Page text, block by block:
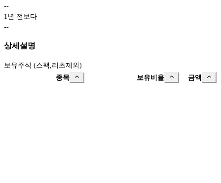
--
1년 전보다
--
상세설명
보유주식 (스팩,리츠제외)
종목
보유비율 금액